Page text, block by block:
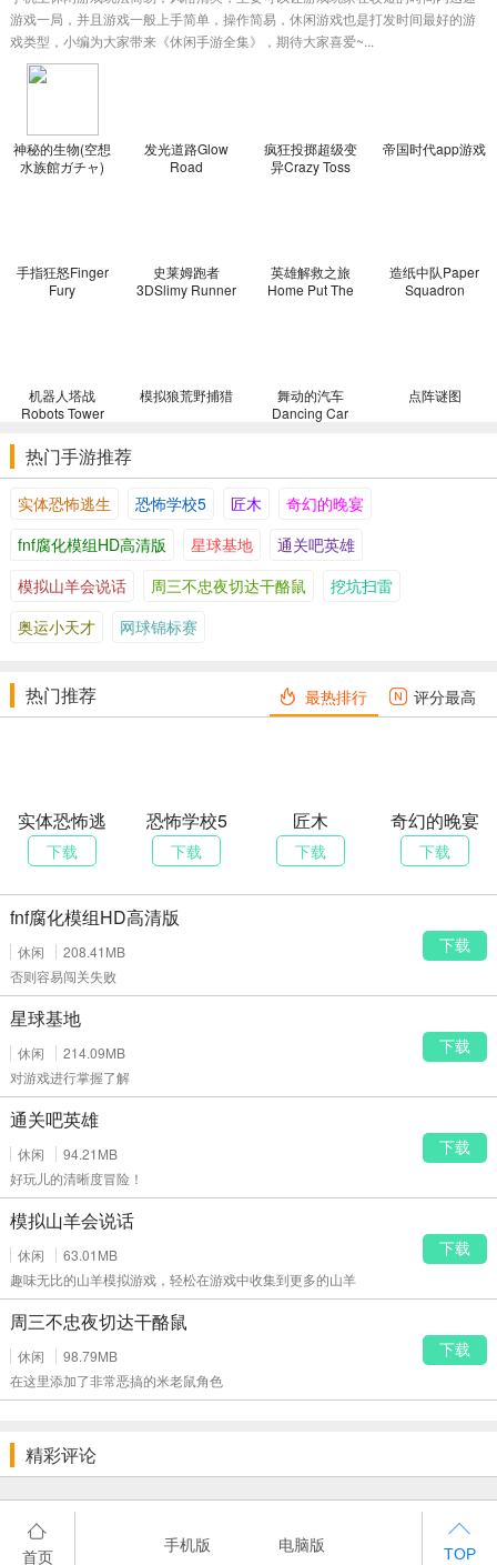
样有挑战的BOSS，在这儿，玩家将化身一名勇士，因此你需要持续提
高自己的整体实力
2.丰富精彩的游戏情景，细腻的游戏画面，诸多的Boss等着你挑
度游戏设计风格，大量的关卡设计，古尼历险记电影2游戏极高自由度
的玩法模式，畅快感受闯关的快乐
的中途会碰到许多不同的阻碍物和圈套，经典的清晰度闯关玩法，拿
出你的武器装备，解决更多的对手，每一个关卡全是用心设计的，丰
和痛快的操作搏斗玩法带来自主创新而独具特色的游戏闪光点
游戏一局，并且游戏一般上手简单，操作简易，休闲游戏也是打发时间最好的游
戏类型，小编为大家带来《休闲手游全集》，期待大家喜爱~...
神秘的生物(空想
水族館ガチャ)
发光道路Glow
Road
疯狂投掷超级变
异Crazy Toss
帝国时代app游戏
手指狂怒Finger
Fury
史莱姆跑者
3DSlimy Runner
英雄解救之旅
Home Put The
造纸中队Paper
Squadron
机器人塔战
Robots Tower
模拟狼荒野捕猎
舞动的汽车
Dancing Car
点阵谜图
热门手游推荐
实体恐怖逃生 恐怖学校5 匠木
奇幻的晚宴
fnf腐化模组HD高清版
星球基地
通关吧英雄
模拟山羊会说话
周三不忠夜切达干酪鼠
挖坑扫雷
奥运小天才
网球锦标赛
热门推荐 最热排行 评分最高
实体恐怖逃
生
下载
恐怖学校5
下载
匠木
下载
奇幻的晚宴
下载
fnf腐化模组HD高清版
休闲
208.41MB
否则容易闯关失败
下载
星球基地
休闲
214.09MB
对游戏进行掌握了解
下载
通关吧英雄
休闲
94.21MB
好玩儿的清晰度冒险！
下载
模拟山羊会说话
休闲
63.01MB
趣味无比的山羊模拟游戏，轻松在游戏中收集到更多的山羊
下载
周三不忠夜切达干酪鼠
休闲
98.79MB
在这里添加了非常恶搞的米老鼠角色
下载
精彩评论
首页
手机版 电脑版 TOP